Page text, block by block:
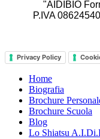
"AIDIBIO
P.IVA
Privacy Policy
Home
Biografia
Brochure
Brochure Scuola
Blog
Lo Shiatsu